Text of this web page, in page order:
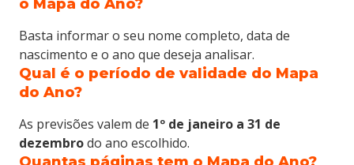
Cartão de crédito:Entrega imediata
Paypal:Em até 3 horas
Boleto bancário:2 dias úteis
Fale conosco.
o Mapa do Ano?
Basta informar o seu nome completo, data de
nascimento e o ano que deseja analisar.
Qual é o período de validade do Mapa
do Ano?
As previsões valem de 1º de janeiro a 31 de
dezembrodo ano escolhido.